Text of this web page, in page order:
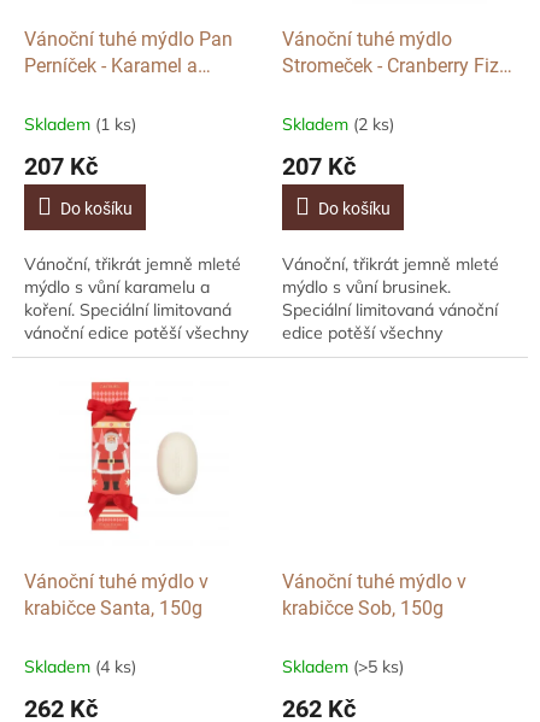
Vánoční tuhé mýdlo Pan
Perníček - Karamel a
Skladem (1 ks)
207 Kč
Do košíku
Vánoční, třikrát jemně mleté
mýdlo s vůní karamelu a
koření. Speciální limitovaná
vánoční edice potěší všechny
milovníky luxusních mýdel s
originálním designem. Potěšte
Vánoční tuhé mýdlo
Stromeček - Cranberry Fizz,
Skladem (2 ks)
207 Kč
Do košíku
Vánoční, třikrát jemně mleté
mýdlo s vůní brusinek.
Speciální limitovaná vánoční
edice potěší všechny
milovníky luxusních mýdel s
Vánoční tuhé mýdlo v
krabičce Santa, 150g
Skladem (4 ks)
262 Kč
Vánoční tuhé mýdlo v
krabičce Sob, 150g
Skladem (>5 ks)
262 Kč